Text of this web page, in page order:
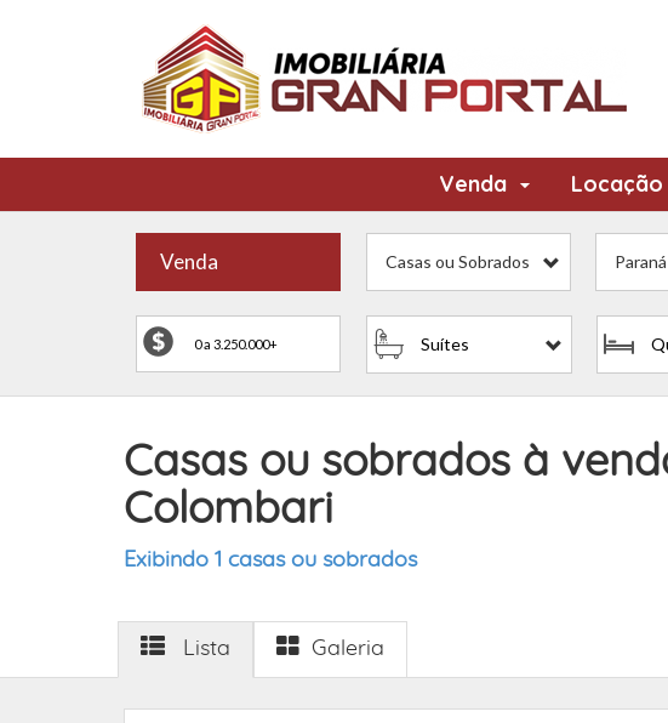
Venda Locação
Venda Casas ou Sobrados Paraná
Suítes
Casas ou sobrados à
Colombari
Exibindo 1 casas ou sobrados
Lista Galeria